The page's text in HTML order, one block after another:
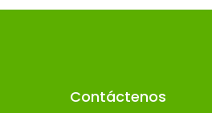
Contáctenos